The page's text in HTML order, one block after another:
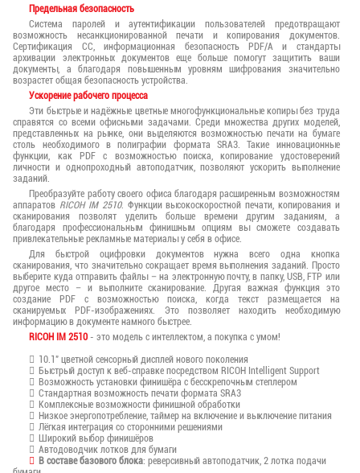
Предельная безопасность
Система паролей и аутентификации пользователей предотвращают
возможность несанкционированной печати и копирования документов.
Сертификация СС, информационная безопасность PDF/A и стандарты
архивации электронных документов еще больше помогут защитить ваши
документы, а благодаря повышенным уровням шифрования значительно
возрастет общая безопасность устройства.
Ускорение рабочего процесса
Эти быстрые и надёжные цветные многофункциональные копиры без труда
справятся со всеми офисными задачами. Среди множества других моделей,
представленных на рынке, они выделяются возможностью печати на бумаге
столь необходимого в полиграфии формата SRA3. Такие инновационные
функции, как PDF с возможностью поиска, копирование удостоверений
личности и однопроходный автоподатчик, позволяют ускорить выполнение
заданий.
Преобразуйте работу своего офиса благодаря расширенным возможностям
аппаратов RICOH IM 2510. Функции высокоскоростной печати, копирования и
сканирования позволят уделить больше времени другим заданиям, а
благодаря профессиональным финишным опциям вы сможете создавать
привлекательные рекламные материалы у себя в офисе.
Для быстрой оцифровки документов нужна всего одна кнопка
сканирования, что значительно сокращает время выполнения заданий. Просто
выберите куда отправить файлы – на электронную почту, в папку, USB, FTP или
другое место – и выполните сканирование. Другая важная функция это
создание PDF с возможностью поиска, когда текст размещается на
сканируемых PDF-изображениях. Это позволяет находить необходимую
информацию в документе намного быстрее.
RICOH IM 2510- это модель с интеллектом, а покупка с умом!
10.1" цветной сенсорный дисплей нового поколения
Быстрый доступ к веб-справке посредством RICOH Intelligent Support
Возможность установки финишёра с бесскрепочным степлером
Стандартная возможность печати формата SRA3
Комплексные возможности финишной обработки
Низкое энергопотребление, таймер на включение и выключение питания
Лёгкая интеграция со сторонними решениями
Широкий выбор финишёров
Автодоводчик лотков для бумаги
В составе базового блока: реверсивный автоподатчик, 2 лотка подачи